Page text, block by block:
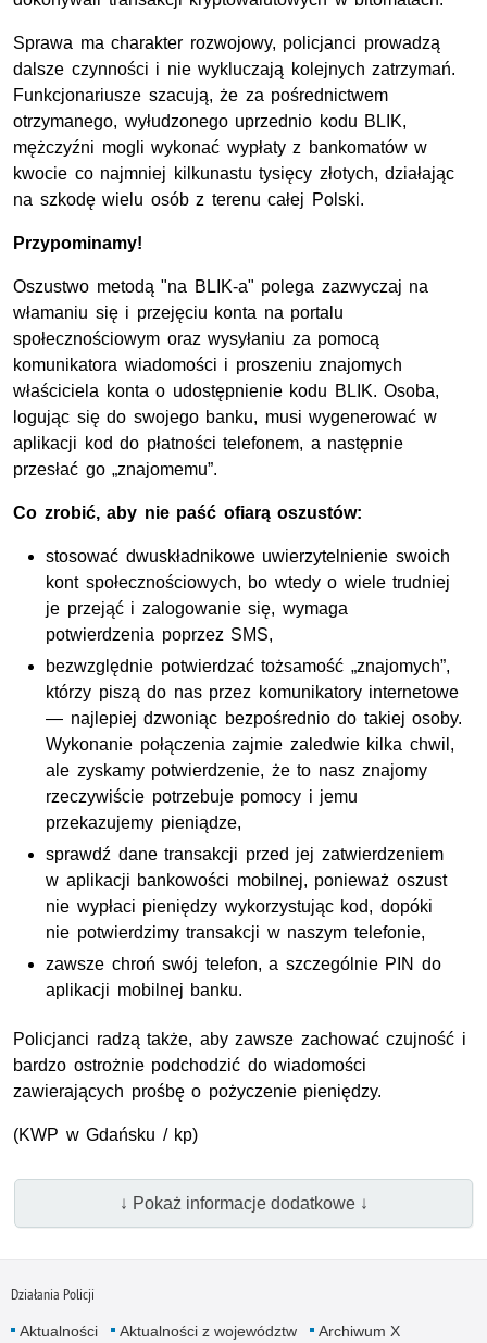
Sprawa ma charakter rozwojowy, policjanci prowadzą
dalsze czynności i nie wykluczają kolejnych zatrzymań.
Funkcjonariusze szacują, że za pośrednictwem
otrzymanego, wyłudzonego uprzednio kodu BLIK,
mężczyźni mogli wykonać wypłaty z bankomatów w
kwocie co najmniej kilkunastu tysięcy złotych, działając
na szkodę wielu osób z terenu całej Polski.
Przypominamy!
Oszustwo metodą "na BLIK-a" polega zazwyczaj na
włamaniu się i przejęciu konta na portalu
społecznościowym oraz wysyłaniu za pomocą
komunikatora wiadomości i proszeniu znajomych
właściciela konta o udostępnienie kodu BLIK. Osoba,
logując się do swojego banku, musi wygenerować w
aplikacji kod do płatności telefonem, a następnie
przesłać go „znajomemu”.
Co zrobić, aby nie paść ofiarą oszustów:
stosować dwuskładnikowe uwierzytelnienie swoich
kont społecznościowych, bo wtedy o wiele trudniej
je przejąć i zalogowanie się, wymaga
potwierdzenia poprzez SMS,
bezwzględnie potwierdzać tożsamość „znajomych”,
którzy piszą do nas przez komunikatory internetowe
— najlepiej dzwoniąc bezpośrednio do takiej osoby.
Wykonanie połączenia zajmie zaledwie kilka chwil,
ale zyskamy potwierdzenie, że to nasz znajomy
rzeczywiście potrzebuje pomocy i jemu
przekazujemy pieniądze,
sprawdź dane transakcji przed jej zatwierdzeniem
w aplikacji bankowości mobilnej, ponieważ oszust
nie wypłaci pieniędzy wykorzystując kod, dopóki
nie potwierdzimy transakcji w naszym telefonie,
zawsze chroń swój telefon, a szczególnie PIN do
aplikacji mobilnej banku.
Policjanci radzą także, aby zawsze zachować czujność i
bardzo ostrożnie podchodzić do wiadomości
zawierających prośbę o pożyczenie pieniędzy.
(KWP w Gdańsku / kp)
↓ Pokaż informacje dodatkowe ↓
Działania Policji
Aktualności Aktualności z województw
Archiwum X